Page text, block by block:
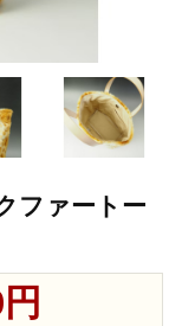
ファートー